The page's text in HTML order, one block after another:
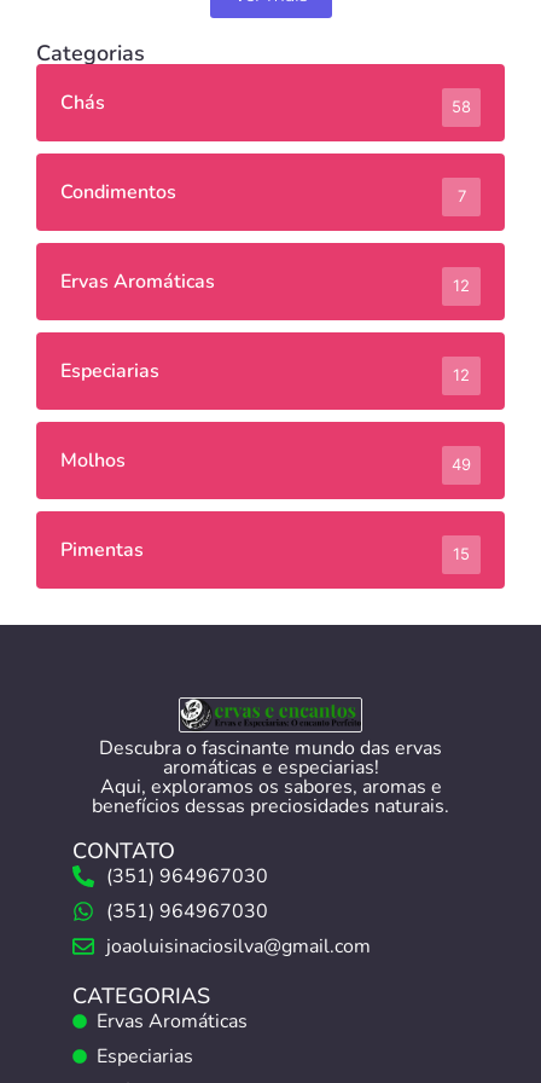
Categorias
Chás 58
Condimentos 7
Ervas Aromáticas 12
Especiarias 12
Molhos 49
Pimentas 15
Descubra o fascinante mundo das ervas
aromáticas e especiarias!
Aqui, exploramos os sabores, aromas e
benefícios dessas preciosidades naturais.
CONTATO
(351) 964967030
(351) 964967030
joaoluisinaciosilva@gmail.com
CATEGORIAS
Ervas Aromáticas
Especiarias